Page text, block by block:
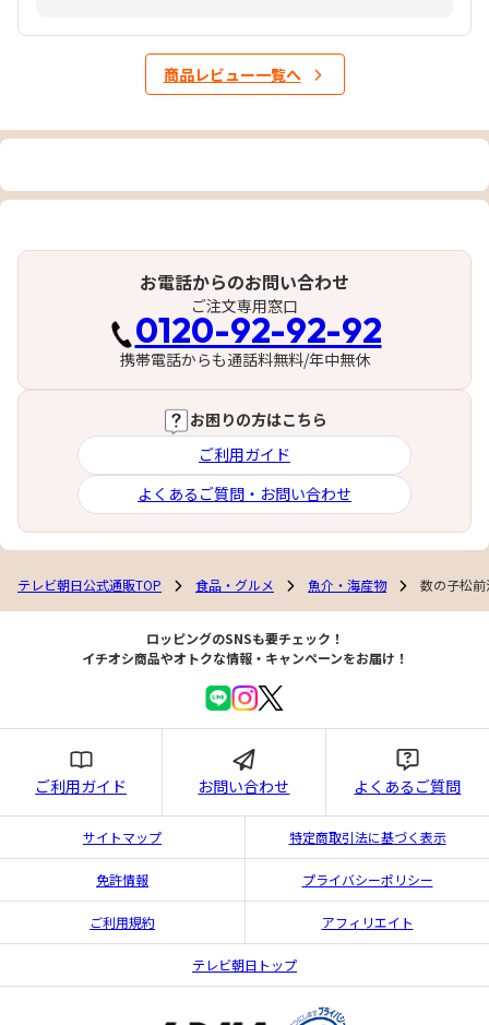
商品レビュー一覧へ
お電話からのお問い合わせ
ご注文専用窓口
0120-92-92-92
携帯電話からも通話料無料/年中無休
お困りの方はこちら
ご利用ガイド
よくあるご質問・お問い合わせ
テレビ朝日公式通販TOP 食品・グルメ 魚介・海産物 数の子松
ロッピングのSNSも要チェック！
イチオシ商品やオトクな情報・キャンペーンをお届け！
ご利用ガイド お問い合わせ よくあるご質問
サイトマップ 特定商取引法に基づく表示
免許情報 プライバシーポリシー
ご利用規約 アフィリエイト
テレビ朝日トップ